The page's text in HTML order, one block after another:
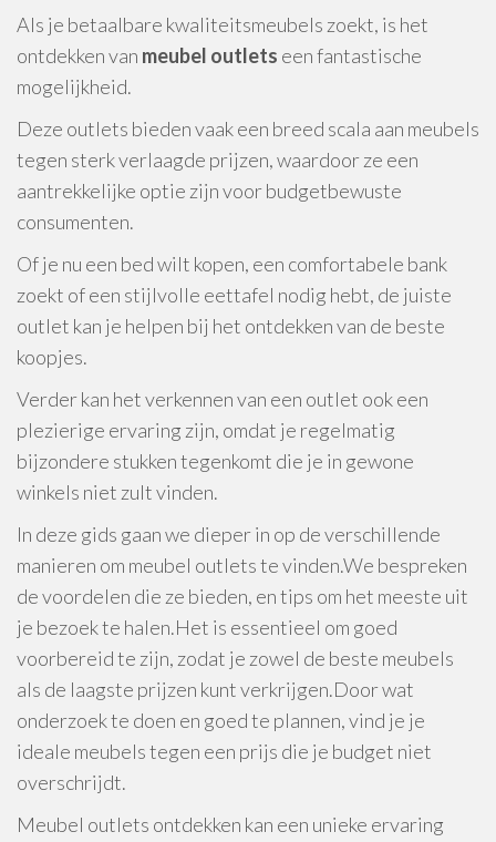
Als je betaalbare kwaliteitsmeubels zoekt, is het
ontdekken van meubel outlets een fantastische
mogelijkheid.
Deze outlets bieden vaak een breed scala aan meubels
tegen sterk verlaagde prijzen, waardoor ze een
aantrekkelijke optie zijn voor budgetbewuste
consumenten.
Of je nu een bed wilt kopen, een comfortabele bank
zoekt of een stijlvolle eettafel nodig hebt, de juiste
outlet kan je helpen bij het ontdekken van de beste
koopjes.
Verder kan het verkennen van een outlet ook een
plezierige ervaring zijn, omdat je regelmatig
bijzondere stukken tegenkomt die je in gewone
winkels niet zult vinden.
In deze gids gaan we dieper in op de verschillende
manieren om meubel outlets te vinden.We bespreken
de voordelen die ze bieden, en tips om het meeste uit
je bezoek te halen.Het is essentieel om goed
voorbereid te zijn, zodat je zowel de beste meubels
als de laagste prijzen kunt verkrijgen.Door wat
onderzoek te doen en goed te plannen, vind je je
ideale meubels tegen een prijs die je budget niet
overschrijdt.
Meubel outlets ontdekken kan een unieke ervaring